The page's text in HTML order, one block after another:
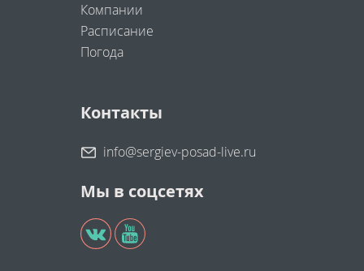
Компании
Расписание
Погода
Контакты
info@sergiev-posad-live.ru
Мы в соцсетях